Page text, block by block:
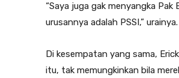
“Saya juga gak menyangka
urusannya adalah PSSI,” urainya.
Di kesempatan yang sama,
itu, tak memungkinkan bila